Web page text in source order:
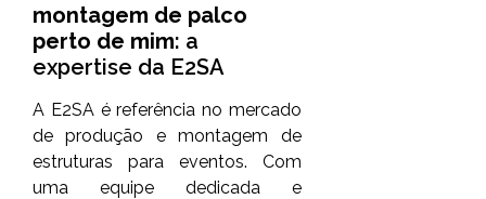
montagem de palco
perto de mim: a
expertise da E2SA
A E2SA é referência no mercado
de produção e montagem de
estruturas para eventos. Com
uma equipe dedicada e